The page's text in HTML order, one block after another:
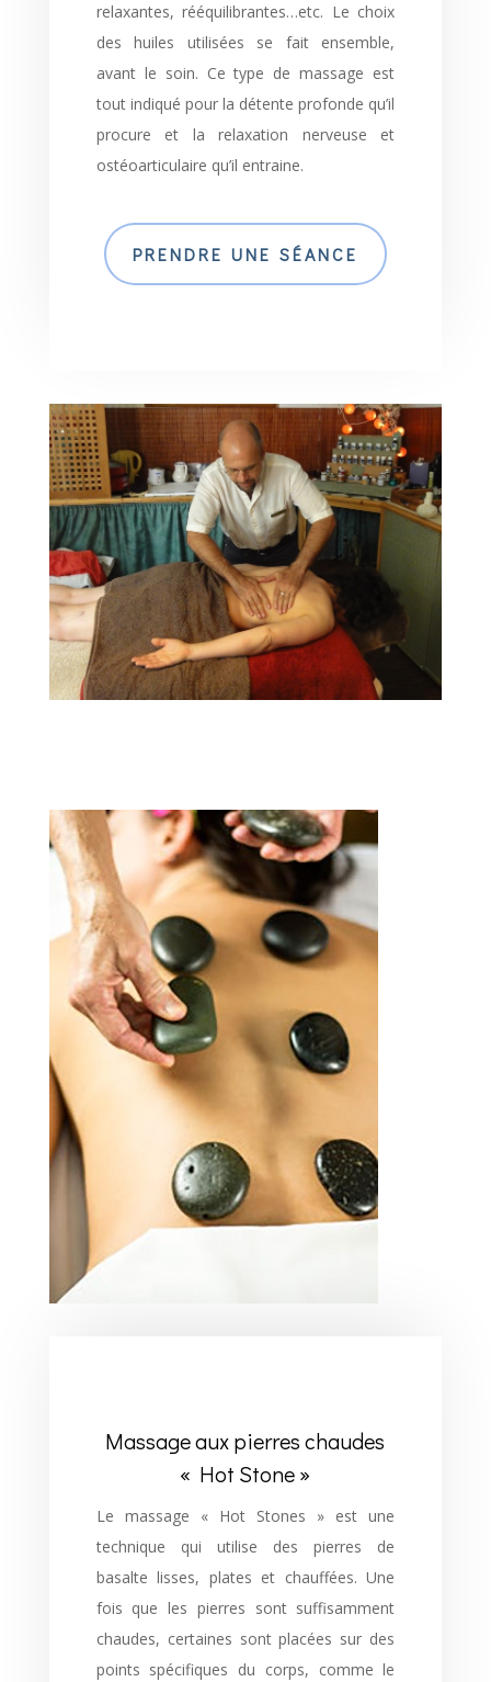
relaxantes, rééquilibrantes…etc. Le choix
des huiles utilisées se fait ensemble,
avant le soin. Ce type de massage est
tout indiqué pour la détente profonde qu’il
procure et la relaxation nerveuse et
ostéoarticulaire qu’il entraine.
PRENDRE UNE SÉANCE
Massage aux pierres chaudes
« Hot Stone »
Le massage « Hot Stones » est une
technique qui utilise des pierres de
basalte lisses, plates et chauffées. Une
fois que les pierres sont suffisamment
chaudes, certaines sont placées sur des
points spécifiques du corps, comme le